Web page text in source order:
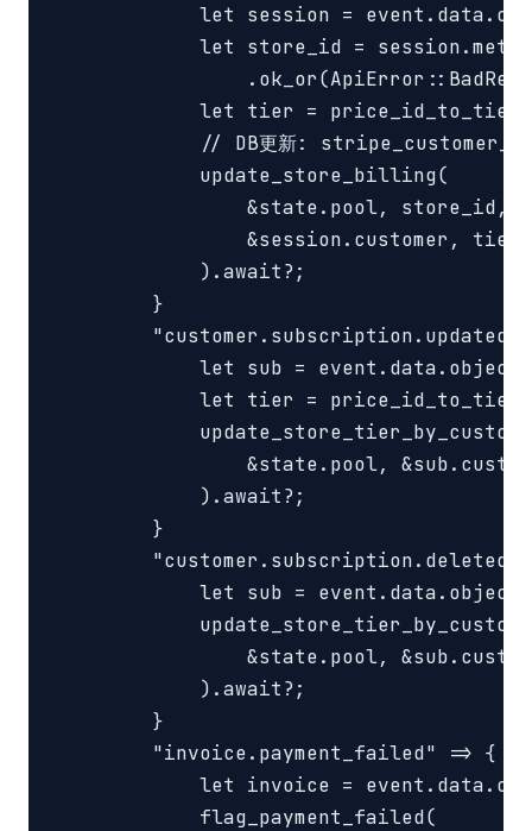
let session =
let store_id =
let tier =
// DB更新:
            update_store_billing(
                &state.pool, store_id,
                &session.customer, tier,
            ).await?;
        }
"customer.subscription.updated"
            let sub = event.data.object;
let tier =
&state.pool,
            ).await?;
        }
"customer.subscription.deleted"
            let sub = event.data.object;
&state.pool,
            ).await?;
        }
        "invoice.payment_failed" => {
let invoice =
            flag_payment_failed(